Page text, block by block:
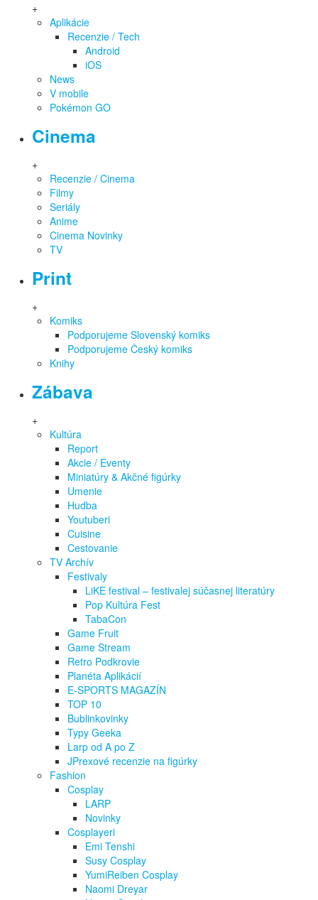
+
Aplikácie
Recenzie / Tech
Android
iOS
News
V mobile
Pokémon GO
Cinema
+
Recenzie / Cinema
Filmy
Seriály
Anime
Cinema Novinky
TV
Print
+
Komiks
Podporujeme Slovenský komiks
Podporujeme Český komiks
Knihy
Zábava
+
Kultúra
Report
Akcie / Eventy
Miniatúry & Akčné figúrky
Umenie
Hudba
Youtuberi
Cuisine
Cestovanie
TV Archív
Festivaly
LiKE festival – festivalej súčasnej literatúry
Pop Kultúra Fest
TabaCon
Game Fruit
Game Stream
Retro Podkrovie
Planéta Aplikácií
E-SPORTS MAGAZÍN
TOP 10
Bublinkovinky
Typy Geeka
Larp od A po Z
JPrexové recenzie na figúrky
Fashion
Cosplay
LARP
Novinky
Cosplayeri
Emi Tenshi
Susy Cosplay
YumiReiben Cosplay
Naomi Dreyar